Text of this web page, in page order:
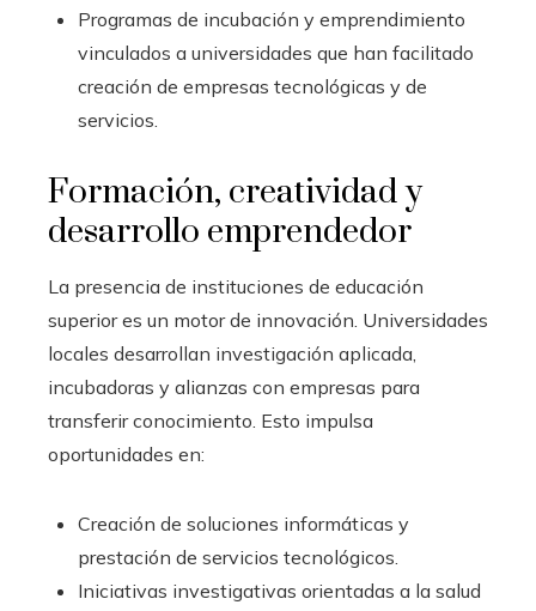
Programas de incubación y emprendimiento
vinculados a universidades que han facilitado
creación de empresas tecnológicas y de
servicios.
Formación, creatividad y
desarrollo emprendedor
La presencia de instituciones de educación
superior es un motor de innovación. Universidades
locales desarrollan investigación aplicada,
incubadoras y alianzas con empresas para
transferir conocimiento. Esto impulsa
oportunidades en:
Creación de soluciones informáticas y
prestación de servicios tecnológicos.
Iniciativas investigativas orientadas a la salud